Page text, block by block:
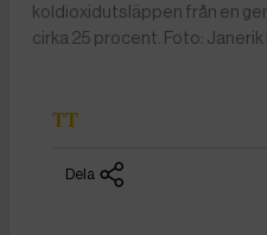
koldioxidutsläppen från en
cirka 25 procent. Foto:
TT
Dela